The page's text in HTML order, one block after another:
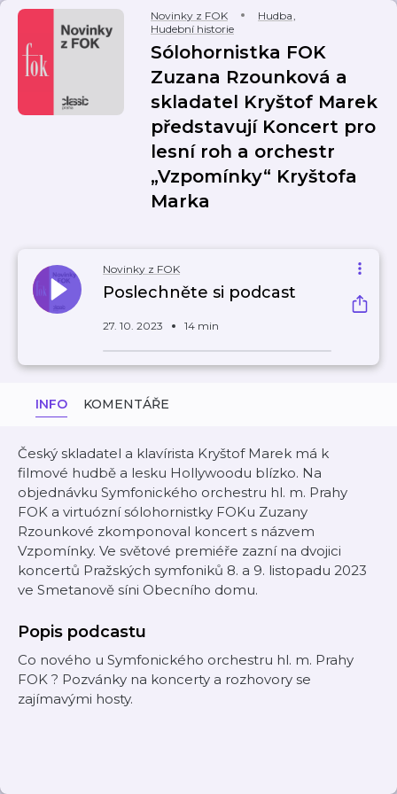
Novinky z FOK Hudba,
Hudební historie
Sólohornistka FOK
Zuzana Rzounková a
skladatel Kryštof Marek
představují Koncert pro
lesní roh a orchestr
„Vzpomínky“ Kryštofa
Marka
Novinky z FOK
Poslechněte si podcast
27. 10. 2023 14 min
INFO KOMENTÁŘE
Český skladatel a klavírista Kryštof Marek má k
filmové hudbě a lesku Hollywoodu blízko. Na
objednávku Symfonického orchestru hl. m. Prahy
FOK a virtuózní sólohornistky FOKu Zuzany
Rzounkové zkomponoval koncert s názvem
Vzpomínky. Ve světové premiéře zazní na dvojici
koncertů Pražských symfoniků 8. a 9. listopadu 2023
ve Smetanově síni Obecního domu.
Popis podcastu
Co nového u Symfonického orchestru hl. m. Prahy
FOK ? Pozvánky na koncerty a rozhovory se
zajímavými hosty.